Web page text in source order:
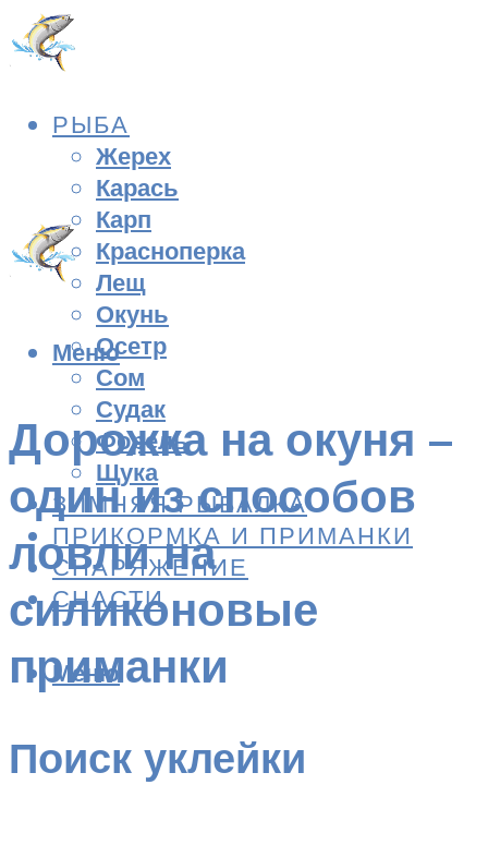
РЫБА
Жерех
Карась
Карп
Красноперка
Лещ
Окунь
Осетр
Сом
Судак
Форель
Щука
ЗИМНЯЯ РЫБАЛКА
ПРИКОРМКА И ПРИМАНКИ
СНАРЯЖЕНИЕ
СНАСТИ
Меню
Меню
Дорожка на окуня –
один из способов
ловли на
силиконовые
приманки
Поиск уклейки